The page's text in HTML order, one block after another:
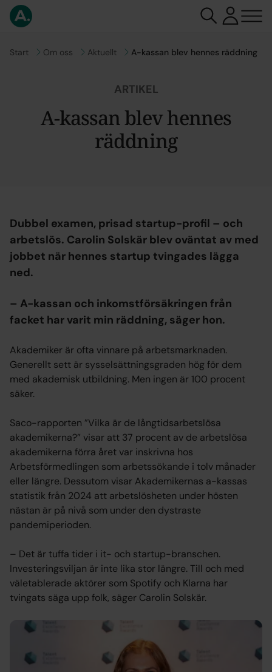
Gå till
Start Gå till
Om oss Gå till
Aktuellt A-kassan blev hennes räddning
ARTIKEL
A-kassan blev hennes
räddning
Dubbel examen, prisad startup-profil – och
arbetslös. Carolin Solskär blev oväntat av med
jobbet när hennes startup tvingades lägga
ned.
– A-kassan och inkomstförsäkringen från
facket har varit min räddning, säger hon.
Akademiker är ofta vinnare på arbetsmarknaden.
Generellt sett är sysselsättningsgraden hög för dem
med akademisk utbildning. Men ingen är 100 procent
säker.
Saco-rapporten ”Vilka är de långtidsarbetslösa
akademikerna?” visar att 37 procent av de arbetslösa
akademikerna förra året var inskrivna hos
Arbetsförmedlingen som arbetssökande i tolv månader
eller längre. Dessutom visar Akademikernas a-kassas
statistik från 2024 att arbetslösheten under hösten
nästan är på nivå som under den dystraste
pandemiperioden.
– Det är tuffa tider i it- och startup-branschen.
Investeringsviljan är inte lika stor längre. Till och med
väletablerade aktörer som Spotify och Klarna har
tvingats säga upp folk, säger Carolin Solskär.